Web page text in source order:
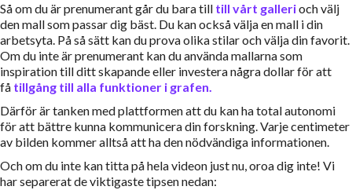
Så om du är prenumerant går du bara till till vårt gallerioch välj
den mall som passar dig bäst. Du kan också välja en mall i din
arbetsyta. På så sätt kan du prova olika stilar och välja din favorit.
Om du inte är prenumerant kan du använda mallarna som
inspiration till ditt skapande eller investera några dollar för att
få tillgång till alla funktioner i grafen.
Därför är tanken med plattformen att du kan ha total autonomi
för att bättre kunna kommunicera din forskning. Varje centimeter
av bilden kommer alltså att ha den nödvändiga informationen.
Och om du inte kan titta på hela videon just nu, oroa dig inte! Vi
har separerat de viktigaste tipsen nedan: